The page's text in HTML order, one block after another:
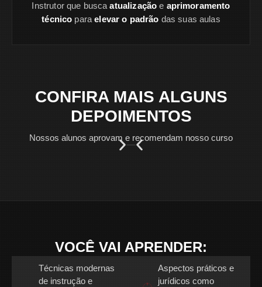
Instrutor que buscaatualização e aprimoramento
técnico paraelevar o padrão das suas aulas
CONFIRA MAIS ALGUNS
DEPOIMENTOS
Nossos alunos aprovam e recomendam nosso curso
VOCÊ VAI APRENDER:
Técnicas modernas
de instrução e
Aspectos práticos e
jurídicos como